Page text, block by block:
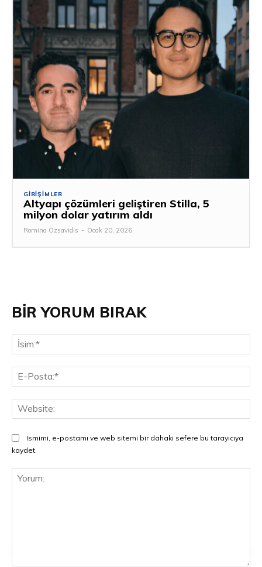
GIRIŞIMLER
Altyapı çözümleri geliştiren Stilla, 5
milyon dolar yatırım aldı
Romina Özsavidis - Ocak 20, 2026
BİR YORUM BIRAK
Ismimi, e-postamı ve web sitemi bir dahaki sefere bu tarayıcıya
kaydet.